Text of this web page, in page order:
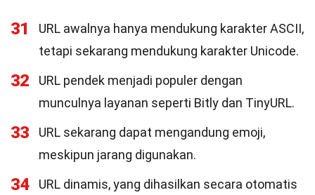
31
URL awalnya hanya mendukung karakter ASCII,
tetapi sekarang mendukung karakter Unicode.
32
URL pendek menjadi populer dengan
munculnya layanan seperti Bitly dan TinyURL.
33
URL sekarang dapat mengandung emoji,
meskipun jarang digunakan.
34
URL dinamis, yang dihasilkan secara otomatis